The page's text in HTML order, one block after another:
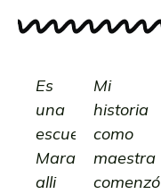
Es
una
escuela
Maravillosa,
alli
Mi
historia
como
maestra
comenzó